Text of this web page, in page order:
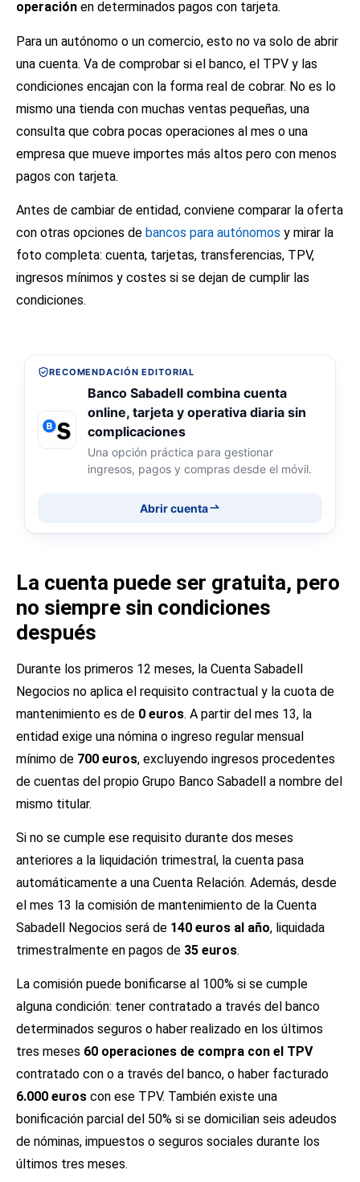
operación en determinados pagos con tarjeta.
Para un autónomo o un comercio, esto no va solo de abrir
una cuenta. Va de comprobar si el banco, el TPV y las
condiciones encajan con la forma real de cobrar. No es lo
mismo una tienda con muchas ventas pequeñas, una
consulta que cobra pocas operaciones al mes o una
empresa que mueve importes más altos pero con menos
pagos con tarjeta.
Antes de cambiar de entidad, conviene comparar la oferta
con otras opciones de bancos para autónomos y mirar la
foto completa: cuenta, tarjetas, transferencias, TPV,
ingresos mínimos y costes si se dejan de cumplir las
condiciones.
RECOMENDACIÓN EDITORIAL
Banco Sabadell combina cuenta
online, tarjeta y operativa diaria sin
complicaciones
Una opción práctica para gestionar
ingresos, pagos y compras desde el móvil.
Abrir cuenta
La cuenta puede ser gratuita, pero
no siempre sin condiciones
después
Durante los primeros 12 meses, la Cuenta Sabadell
Negocios no aplica el requisito contractual y la cuota de
mantenimiento es de 0 euros. A partir del mes 13, la
entidad exige una nómina o ingreso regular mensual
mínimo de 700 euros, excluyendo ingresos procedentes
de cuentas del propio Grupo Banco Sabadell a nombre del
mismo titular.
Si no se cumple ese requisito durante dos meses
anteriores a la liquidación trimestral, la cuenta pasa
automáticamente a una Cuenta Relación. Además, desde
el mes 13 la comisión de mantenimiento de la Cuenta
Sabadell Negocios será de 140 euros al año, liquidada
trimestralmente en pagos de 35 euros.
La comisión puede bonificarse al 100% si se cumple
alguna condición: tener contratado a través del banco
determinados seguros o haber realizado en los últimos
tres meses 60 operaciones de compra con el TPV
contratado con o a través del banco, o haber facturado
6.000 euros con ese TPV. También existe una
bonificación parcial del 50% si se domicilian seis adeudos
de nóminas, impuestos o seguros sociales durante los
últimos tres meses.